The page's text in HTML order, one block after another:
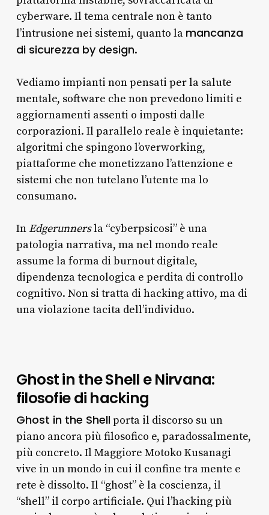
cyberware. Il tema centrale non è tanto
l’intrusione nei sistemi, quanto la mancanza
di sicurezza by design.
Vediamo impianti non pensati per la salute
mentale, software che non prevedono limiti e
aggiornamenti assenti o imposti dalle
corporazioni. Il parallelo reale è inquietante:
algoritmi che spingono l’overworking,
piattaforme che monetizzano l’attenzione e
sistemi che non tutelano l’utente ma lo
consumano.
In Edgerunnersla “cyberpsicosi” è una
patologia narrativa, ma nel mondo reale
assume la forma di burnout digitale,
dipendenza tecnologica e perdita di controllo
cognitivo. Non si tratta di hacking attivo, ma di
una violazione tacita dell’individuo.
Ghost in the Shell e Nirvana:
filosofie di hacking
Ghost in the Shellporta il discorso su un
piano ancora più filosofico e, paradossalmente,
più concreto. Il Maggiore Motoko Kusanagi
vive in un mondo in cui il confine tra mente e
rete è dissolto. Il “ghost” è la coscienza, il
“shell” il corpo artificiale. Qui l’hacking più